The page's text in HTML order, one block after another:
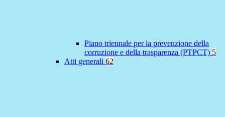
Piano triennale per la prevenzione della
corruzione e della trasparenza (PTPCT) 5
Atti generali 62